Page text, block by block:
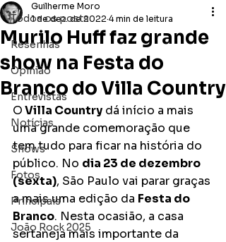
Todos os posts
Resenhas
Opinião
Entrevistas
Notícias
Shows
Fotos
Principais
João Rock 2025
Murilo Huff faz grande
show na Festa do
Branco do Villa Country
Guilherme Moro
1 de dez. de 2022 4 min de leitura
O Villa Country dá início a mais
uma grande comemoração que
tem tudo para ficar na história do
público. No dia 23 de dezembro
(sexta), São Paulo vai parar graças
a mais uma edição da Festa do
Branco. Nesta ocasião, a casa
sertaneja mais importante da